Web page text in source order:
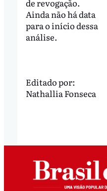
de revogação.
Ainda não há data
para o início dessa
análise.
Editado por:
Nathallia Fonseca